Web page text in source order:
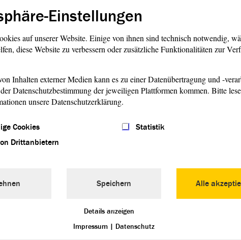
Bilder von den Jahrhunderthochwassern 2002 und
heimgesucht hatten. Land unter hieß es da vielerorts.
Gegenteil: die Dürrejahre 2018, 2019 und 2022. Das
ein Wassermanagement zu gestalten, das
trotzdem so viele Wasserreserven sammelt, damit es
Bürgerinnen und Bürgern ins Gespräch kommen und
Themenschwerpunkt machen: Wo sollte die Politik
von Extremwetterereignissen Betroffene besser
wurden/werden ergriffen?
Einstellungen
auf unserer Website. Einige von ihnen sind technisch notwendig,
diese Website zu verbessern oder zusätzliche Funktionalitäten zur
Inhalten externer Medien kann es zu einer Datenübertragung und -
Datenschutzbestimmung der jeweiligen Plattformen kommen. Bitte
unsere Datenschutzerklärung.
Cookies
Statistik
Drittanbietern
Alle
Speichern
Details anzeigen
Impressum | Datenschutz